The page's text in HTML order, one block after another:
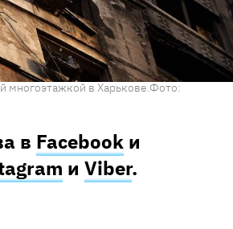
многоэтажкой в Харькове.Фото:
в Facebook и
и Viber.